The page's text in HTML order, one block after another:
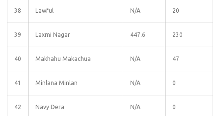
38 Lawful N/A 20
39 Laxmi Nagar 447.6 230
40 Makhahu Makachua N/A 47
41 Minlana Minlan N/A 0
42 Navy Dera N/A 0